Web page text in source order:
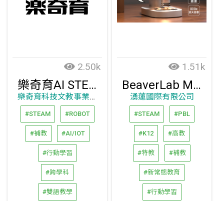
2.50k
樂奇育AI STEAM
樂奇育科技文教事業股份有限公司
#STEAM #ROBOT
#補教 #AI/IOT
#行動學習
#跨學科
#雙語教學
1.51k
BeaverLab M2 智能大螢幕顯微鏡
湧蓮國際有限公司
#STEAM #PBL
#K12 #高教
#特教 #補教
#新常態教育
#行動學習